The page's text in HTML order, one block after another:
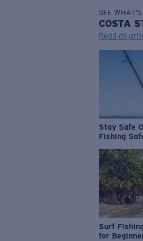
SEE
COSTA
Read all
Stay Safe
Fishing
Surf
for